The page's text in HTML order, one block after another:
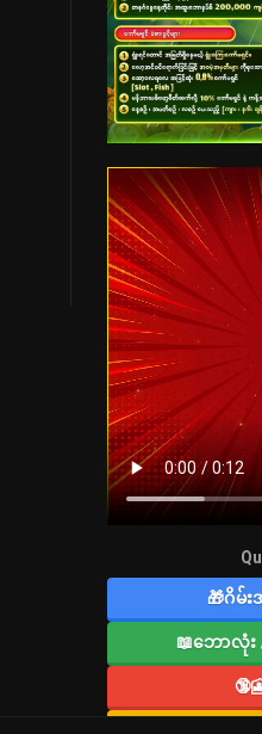
🎁ဂိမ်
📖ဘောလုံ